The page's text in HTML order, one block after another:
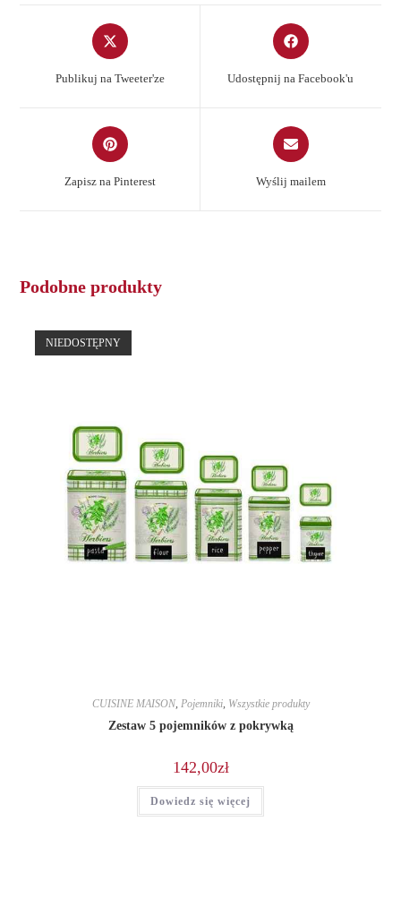
Opens
in
new
Publikuj na Tweeter'ze
Opens
in
new
Udostępnij na Facebook'u
Opens
in
Zapisz na Pinterest
Opens
in
new
Wyślij mailem
Podobne produkty
NIEDOSTĘPNY
CUISINE MAISON, Pojemniki, Wszystkie produkty
Zestaw 5 pojemników z pokrywką
142,00zł
Dowiedz się więcej